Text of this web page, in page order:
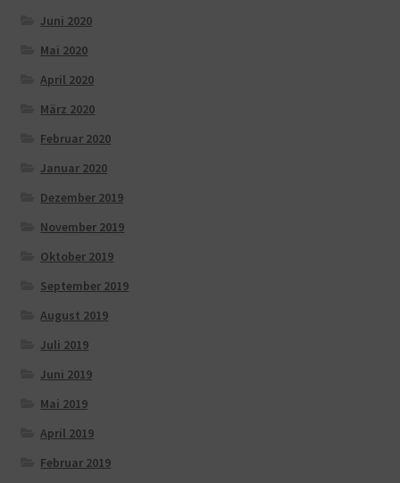
Juni 2020
Mai 2020
April 2020
März 2020
Februar 2020
Januar 2020
Dezember 2019
November 2019
Oktober 2019
September 2019
August 2019
Juli 2019
Juni 2019
Mai 2019
April 2019
Februar 2019